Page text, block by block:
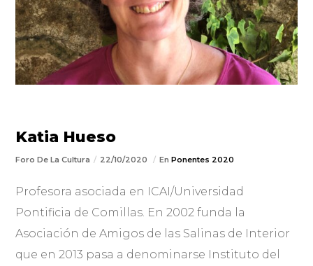
Katia Hueso
Foro De La Cultura 22/10/2020 EnPonentes 2020
Profesora asociada en ICAI/Universidad
Pontificia de Comillas. En 2002 funda la
Asociación de Amigos de las Salinas de Interior
que en 2013 pasa a denominarse Instituto del